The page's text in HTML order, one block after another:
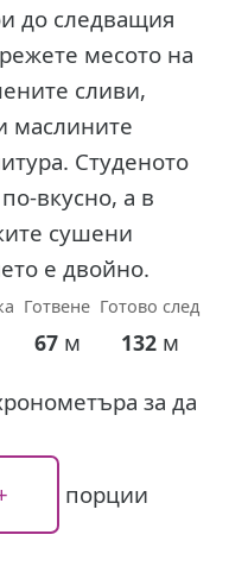
до следващия
месото на
сливи,
маслините
Студеното
вкусно, а в
сушени
е двойно.
Готвене
67м
Готово след
132м
за да
порции